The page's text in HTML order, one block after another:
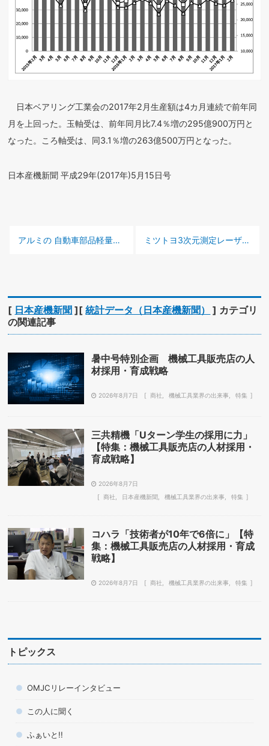
日本ベアリング工業会の2017年2月生産額は4カ月連続で前年同
月を上回った。玉軸受は、前年同月比7.4％増の295億900万円と
なった。ころ軸受は、同3.1％増の263億500万円となった。
日本産機新聞 平成29年(2017年)5月15日号
前の記事 :
アルミの 自動車部品軽量化で適用広がる 次の記事 :
ミツトヨ3次元測定レーザプローブのハイエンドモデル
[ 日本産機新聞 ][統計データ（日本産機新聞）
] カテゴリ
の関連記事
暑中号特別企画 機械工具販売店の人
材採用・育成戦略
2026年8月7日 商社 機械工具業界の出来事 特集
三共精機「Uターン学生の採用に力」
【特集：機械工具販売店の人材採用・
育成戦略】
2026年8月7日
商社
日本産機新聞 機械工具業界の出来事 特集
コハラ「技術者が10年で6倍に」【特
集：機械工具販売店の人材採用・育成
戦略】
2026年8月7日 商社 機械工具業界の出来事 特集
トピックス
OMJCリレーインタビュー
この人に聞く
ふぁいと!!